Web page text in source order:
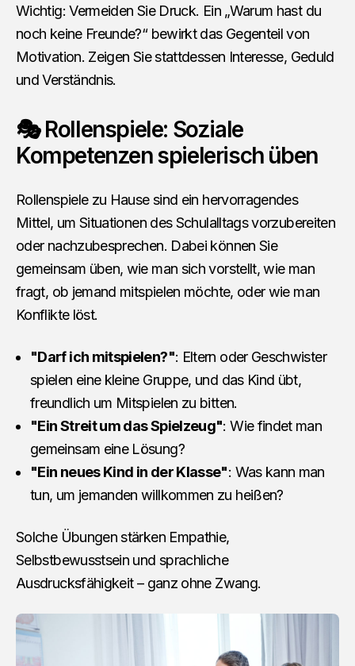
Wichtig: Vermeiden Sie Druck. Ein „Warum hast du
noch keine Freunde?“ bewirkt das Gegenteil von
Motivation. Zeigen Sie stattdessen Interesse, Geduld
und Verständnis.
🎭 Rollenspiele: Soziale
Kompetenzen spielerisch üben
Rollenspiele zu Hause sind ein hervorragendes
Mittel, um Situationen des Schulalltags vorzubereiten
oder nachzubesprechen. Dabei können Sie
gemeinsam üben, wie man sich vorstellt, wie man
fragt, ob jemand mitspielen möchte, oder wie man
Konflikte löst.
"Darf ich mitspielen?": Eltern oder Geschwister
spielen eine kleine Gruppe, und das Kind übt,
freundlich um Mitspielen zu bitten.
"Ein Streit um das Spielzeug": Wie findet man
gemeinsam eine Lösung?
"Ein neues Kind in der Klasse": Was kann man
tun, um jemanden willkommen zu heißen?
Solche Übungen stärken Empathie,
Selbstbewusstsein und sprachliche
Ausdrucksfähigkeit – ganz ohne Zwang.